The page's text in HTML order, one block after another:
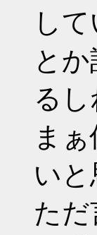
し
と
るし
ま
いと
た